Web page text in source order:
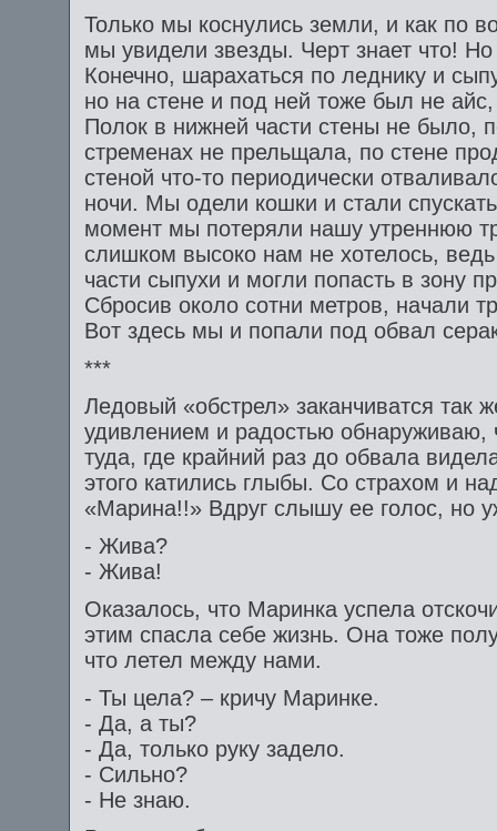
Только мы коснулись земли, и как по
мы увидели звезды. Черт знает что! Но
Конечно, шарахаться по леднику и
но на стене и под ней тоже был не
Полок в нижней части стены не было,
стременах не прельщала, по стене
стеной что-то периодически
ночи. Мы одели кошки и стали
момент мы потеряли нашу утреннюю
слишком высоко нам не хотелось,
части сыпухи и могли попасть в зону
Сбросив около сотни метров, начали
Вот здесь мы и попали под обвал
***
Ледовый «обстрел» заканчиватся так
удивлением и радостью
туда, где крайний раз до обвала
этого катились глыбы. Со страхом и
«Марина!!» Вдруг слышу ее голос, но
- Жива?
- Жива!
Оказалось, что Маринка успела
этим спасла себе жизнь. Она тоже
что летел между нами.
- Ты цела? – кричу Маринке.
- Да, а ты?
- Да, только руку задело.
- Сильно?
- Не знаю.